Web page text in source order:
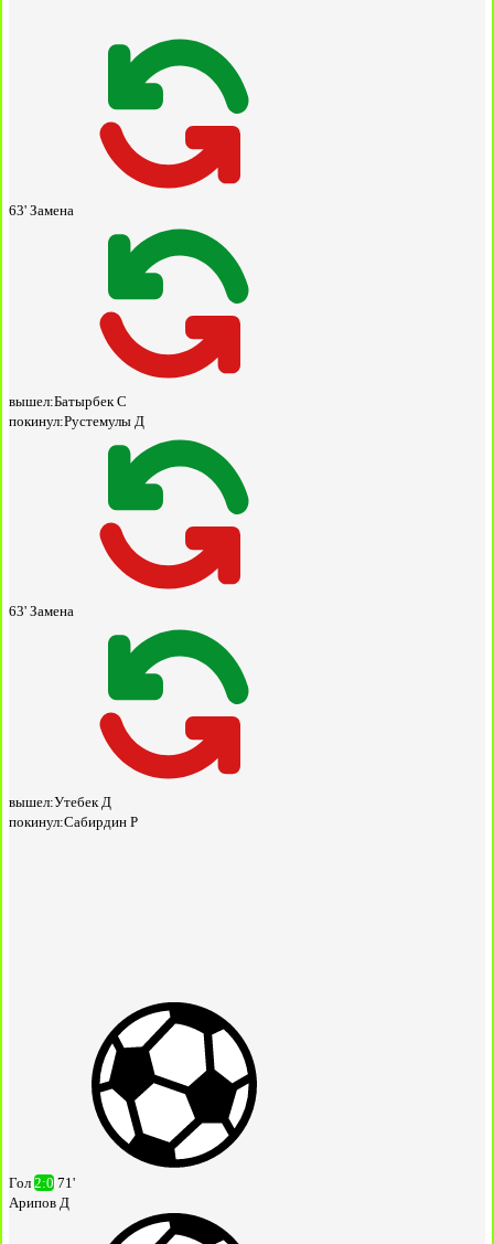
63' Замена
вышел:Батырбек С
покинул:Рустемулы Д
63' Замена
вышел:Утебек Д
покинул:Сабирдин Р
Гол 2:0 71'
Арипов Д